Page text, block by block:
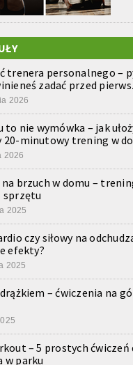
trenera personalnego –
zadać przed
2026
to nie wymówka – jak
20-minutowy trening w
2026
brzuch w domu –
sprzętu
2025
czy siłowy na
efekty?
2025
– ćwiczenia na
– 5 prostych ćwiczeń
w parku